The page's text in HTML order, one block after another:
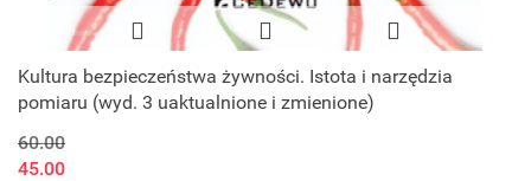
Kultura bezpieczeństwa żywności. Istota i narzędzia
pomiaru (wyd. 3 uaktualnione i zmienione)
60.00
45.00